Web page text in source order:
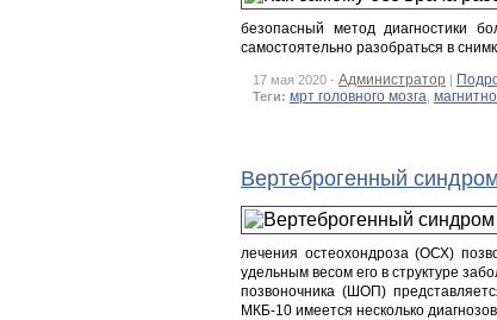
безопасный метод диагностики
самостоятельно разобраться в
17 мая 2020 - Администратор |
Теги: мрт головного мозга
Вертеброгенный
лечения остеохондроза (ОСХ)
удельным весом его в структуре
позвоночника (ШОП)
МКБ-10 имеется несколько